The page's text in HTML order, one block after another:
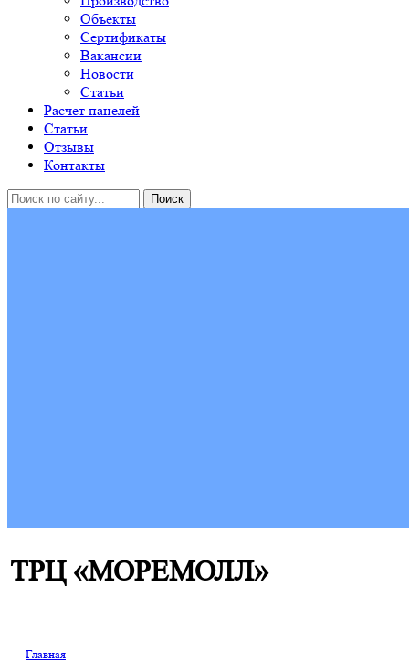
Объекты
Сертификаты
Вакансии
Новости
Статьи
Расчет панелей
Статьи
Отзывы
Контакты
ТРЦ «МОРЕМОЛЛ»
Главная